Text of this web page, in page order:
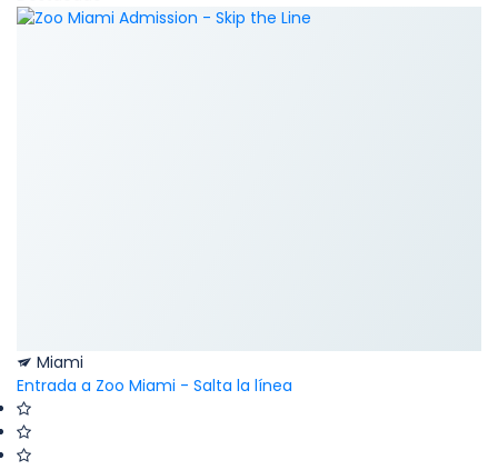
Miami
Entrada a Zoo Miami - Salta la línea